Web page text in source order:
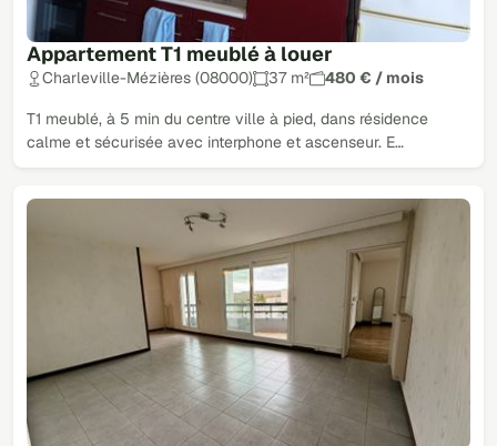
Appartement T1 meublé à louer
Charleville-Mézières (08000) 37 m² 480 € / mois
T1 meublé, à 5 min du centre ville à pied, dans résidence
calme et sécurisée avec interphone et ascenseur. E…